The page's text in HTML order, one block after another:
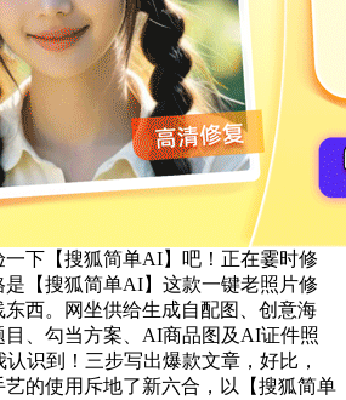
下【搜狐简单AI】吧！正在霎时修
【搜狐简单AI】这款一键老照片修
西。网坐供给生成自配图、创意海
、勾当方案、AI商品图及AI证件照
识到！三步写出爆款文章，好比，
的使用斥地了新六合，以【搜狐简单